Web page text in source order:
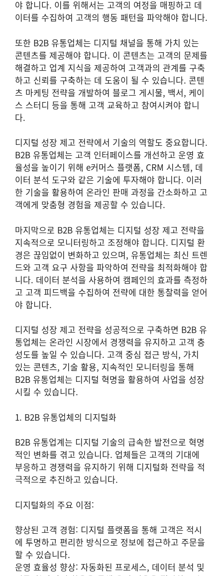
야 합니다. 이를 위해서는 고객의 여정을 매핑하고 데
이터를 수집하여 고객의 행동 패턴을 파악해야 합니다.
또한 B2B 유통업체는 디지털 채널을 통해 가치 있는
콘텐츠를 제공해야 합니다. 이 콘텐츠는 고객의 문제를
해결하고 업계 지식을 제공하여 고객과의 관계를 구축
하고 신뢰를 구축하는 데 도움이 될 수 있습니다. 콘텐
츠 마케팅 전략을 개발하여 블로그 게시물, 백서, 케이
스 스터디 등을 통해 고객 교육하고 참여시켜야 합니
다.
디지털 성장 제고 전략에서 기술의 역할도 중요합니다.
B2B 유통업체는 고객 인터페이스를 개선하고 운영 효
율성을 높이기 위해 e커머스 플랫폼, CRM 시스템, 데
이터 분석 도구와 같은 기술에 투자해야 합니다. 이러
한 기술을 활용하여 온라인 판매 과정을 간소화하고 고
객에게 맞춤형 경험을 제공할 수 있습니다.
마지막으로 B2B 유통업체는 디지털 성장 제고 전략을
지속적으로 모니터링하고 조정해야 합니다. 디지털 환
경은 끊임없이 변화하고 있으며, 유통업체는 최신 트렌
드와 고객 요구 사항을 파악하여 전략을 최적화해야 합
니다. 데이터 분석을 사용하여 캠페인의 효과를 측정하
고 고객 피드백을 수집하여 전략에 대한 통찰력을 얻어
야 합니다.
디지털 성장 제고 전략을 성공적으로 구축하면 B2B 유
통업체는 온라인 시장에서 경쟁력을 유지하고 고객 충
성도를 높일 수 있습니다. 고객 중심 접근 방식, 가치
있는 콘텐츠, 기술 활용, 지속적인 모니터링을 통해
B2B 유통업체는 디지털 혁명을 활용하여 사업을 성장
시킬 수 있습니다.
1. B2B 유통업체의 디지털화
B2B 유통업계는 디지털 기술의 급속한 발전으로 혁명
적인 변화를 겪고 있습니다. 업체들은 고객의 기대에
부응하고 경쟁력을 유지하기 위해 디지털화 전략을 적
극적으로 추진하고 있습니다.
디지털화의 주요 이점:
향상된 고객 경험: 디지털 플랫폼을 통해 고객은 적시
에 투명하고 편리한 방식으로 정보에 접근하고 주문을
할 수 있습니다.
운영 효율성 향상: 자동화된 프로세스, 데이터 분석 및